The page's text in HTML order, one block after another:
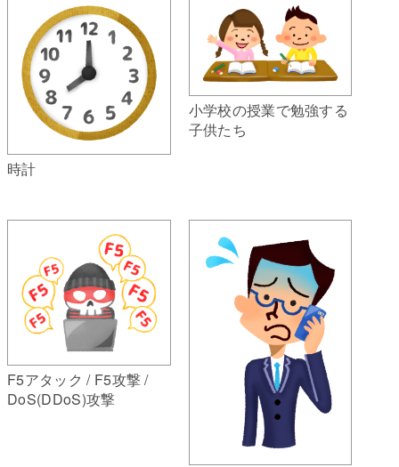
時計
小学校の授業で勉強する
子供たち
F5アタック / F5攻撃 /
DoS(DDoS)攻撃